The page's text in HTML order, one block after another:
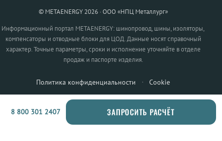
© METAENERGY 2026 · ООО «НПЦ Металлург»
Информационный портал METAENERGY: шинопровод, шины, изоляторы,
компенсаторы и отводные блоки для ЦОД. Данные носят справочный
характер. Точные параметры, сроки и исполнение уточняйте в отделе
продаж и паспорте изделия.
Политика конфиденциальности · Cookie
8 800 301 2407 ЗАПРОСИТЬ РАСЧЁТ